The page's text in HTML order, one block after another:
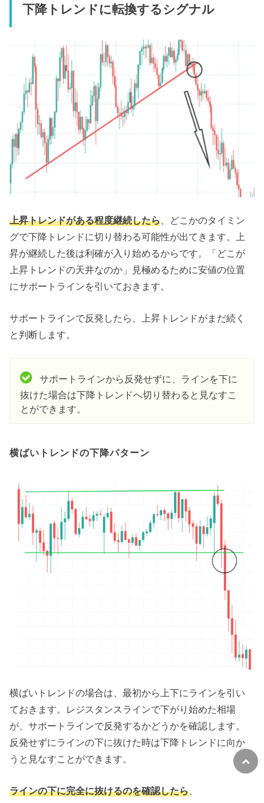
下降トレンドに転換するシグナル
上昇トレンドがある程度継続したら 、どこかのタイミン
グで下降トレンドに切り替わる可能性が出てきます。上
昇が継続した後は利確が入り始めるからです。「どこが
上昇トレンドの天井なのか」見極めるために安値の位置
にサポートラインを引いておきます。
サポートラインで反発したら、上昇トレンドがまだ続く
と判断します。
サポートラインから反発せずに、ラインを下に
抜けた場合は下降トレンドへ切り替わると見なすこ
とができます。
横ばいトレンドの下降パターン
横ばいトレンドの場合は、最初から上下にラインを引い
ておきます。レジスタンスラインで下がり始めた相場
が、サポートラインで反発するかどうかを確認します。
反発せずにラインの下に抜けた時は下降トレンドに向か
うと見なすことができます。
ラインの下に完全に抜けるのを確認したら、